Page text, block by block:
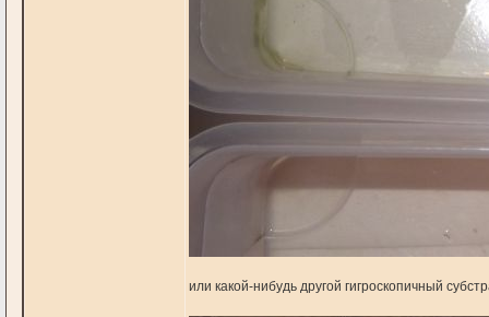
или какой-нибудь другoй гигроскопичный